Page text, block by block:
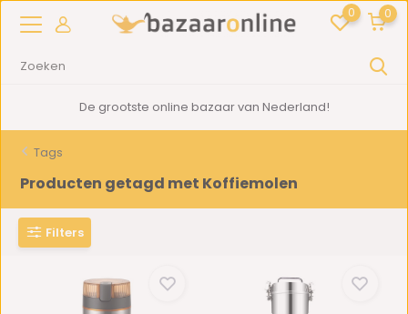
0 0
De grootste online bazaar van Nederland!
Tags
Producten getagd met Koffiemolen
Filters